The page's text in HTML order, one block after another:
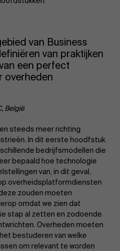
van Business
van praktijken
een perfect
overheden
België
steeds meer richting
In dit eerste hoodfstuk
bedrijfsmodellen die
bepaald hoe technologie
van, in dit geval,
overheidsplatformdiensten
zouden moeten
omdat we zien dat
stap al zetten en zodoende
Overheden moeten
bestuderen van welke
om relevant te worden